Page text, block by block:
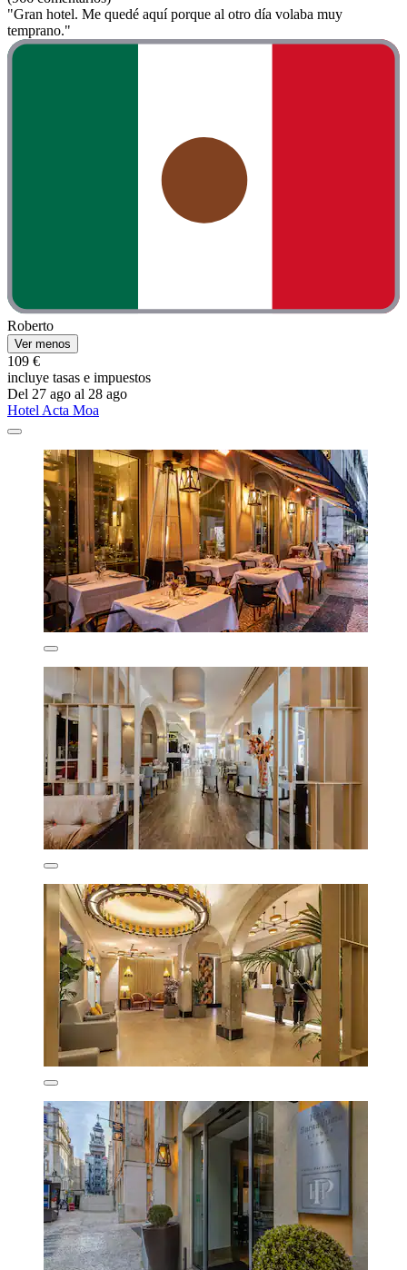
"Gran hotel. Me quedé aquí porque al otro día volaba muy
temprano."
Roberto
Ver menos
109 €
incluye tasas e impuestos
Del 27 ago al 28 ago
Hotel Acta Moa